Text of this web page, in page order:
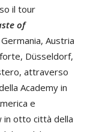
il tour
of
Austria
Düsseldorf,
attraverso
Academy in
e
in otto città della